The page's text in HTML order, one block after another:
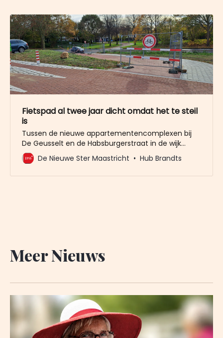
Fietspad al twee jaar dicht omdat het te steil
is
Tussen de nieuwe appartementencomplexen bij
De Geusselt en de Habsburgerstraat in de wijk
Wittevrouwenveld ligt al ongeveer twee jaar een
stuk nooit opengesteld fietspad. Het fietspad van
De Nieuwe Ster Maastricht Hub Brandts
Meer Nieuws